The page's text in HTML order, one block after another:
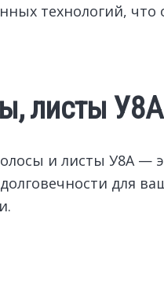
технологий, что
листы У8А
и листы У8А —
для